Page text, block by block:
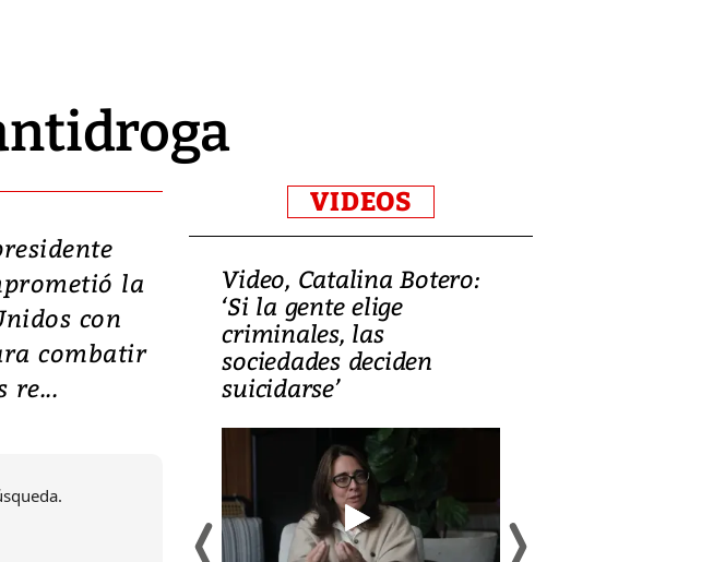
la
con
combatir
re...
VIDEOS
Terremoto
y graves
Video, Catalina Botero:
‘Si la gente elige
criminales, las
sociedades deciden
suicidarse’